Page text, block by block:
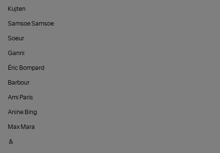
Kujten
Samsoe Samsoe
Soeur
Ganni
Éric Bompard
Barbour
Ami Paris
Anine Bing
Max Mara
&